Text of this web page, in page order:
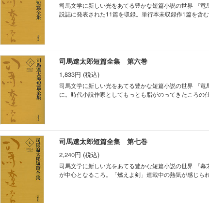
司馬文学に新しい光をあてる豊かな短篇小説の世界 『
説誌に発表された11篇を収録。単行本未収録作1篇を含む
司馬遼太郎短篇全集 第六巻
1,833円 (税込)
司馬文学に新しい光をあてる豊かな短篇小説の世界 『
に。時代小説作家としてもっとも脂がのってきたころの
司馬遼太郎短篇全集 第七巻
2,240円 (税込)
司馬文学に新しい光をあてる豊かな短篇小説の世界 『
が中心となるころ。「燃えよ剣」連載中の熱気が感じら